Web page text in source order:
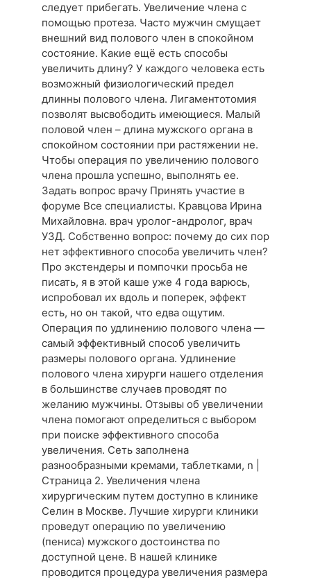
следует прибегать. Увеличение члена с
помощью протеза. Часто мужчин смущает
внешний вид полового член в спокойном
состояние. Какие ещё есть способы
увеличить длину? У каждого человека есть
возможный физиологический предел
длинны полового члена. Лигаментотомия
позволят высвободить имеющиеся. Малый
половой член – длина мужского органа в
спокойном состоянии при растяжении не.
Чтобы операция по увеличению полового
члена прошла успешно, выполнять ее.
Задать вопрос врачу Принять участие в
форуме Все специалисты. Кравцова Ирина
Михайловна. врач уролог-андролог, врач
УЗД. Собственно вопрос: почему до сих пор
нет эффективного способа увеличить член?
Про экстендеры и помпочки просьба не
писать, я в этой каше уже 4 года варюсь,
испробовал их вдоль и поперек, эффект
есть, но он такой, что едва ощутим.
Операция по удлинению полового члена —
самый эффективный способ увеличить
размеры полового органа. Удлинение
полового члена хирурги нашего отделения
в большинстве случаев проводят по
желанию мужчины. Отзывы об увеличении
члена помогают определиться с выбором
при поиске эффективного способа
увеличения. Сеть заполнена
разнообразными кремами, таблетками, n |
Страница 2. Увеличения члена
хирургическим путем доступно в клинике
Селин в Москве. Лучшие хирурги клиники
проведут операцию по увеличению
(пениса) мужского достоинства по
доступной цене. В нашей клинике
проводится процедура увеличения размера